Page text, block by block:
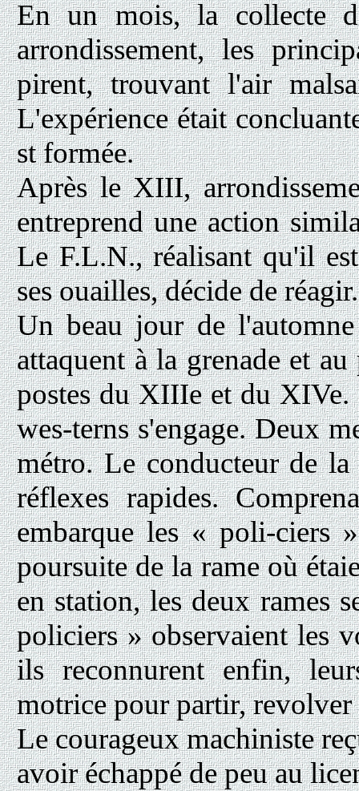
En un mois, la collecte
arrondissement, les
pirent, trouvant l'air
L'expérience était
st formée.
Après le XIII,
entreprend une action
Le F.L.N., réalisant qu'il
ses ouailles, décide de réagir.
Un beau jour de
attaquent à la grenade et
postes du XIIIe et du XIVe.
wes-terns s'engage. Deux
métro. Le conducteur de
réflexes rapides.
embarque les « poli-ciers
poursuite de la rame où
en station, les deux rames
policiers » observaient les
ils reconnurent enfin,
motrice pour partir,
Le courageux machiniste
avoir échappé de peu au